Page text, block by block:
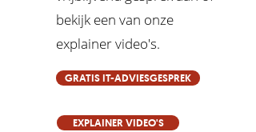
bekijk een van onze
explainer video's.
GRATIS IT-ADVIESGESPREK
EXPLAINER VIDEO'S